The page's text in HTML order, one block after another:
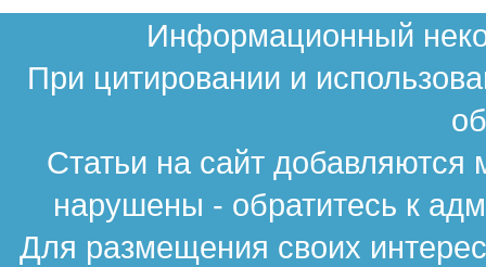
Информационный
При цитировании и
Статьи на сайт
нарушены - обратитесь к
Для размещения своих